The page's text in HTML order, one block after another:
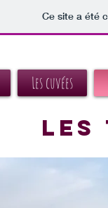
Ce site a été
Les cuvées